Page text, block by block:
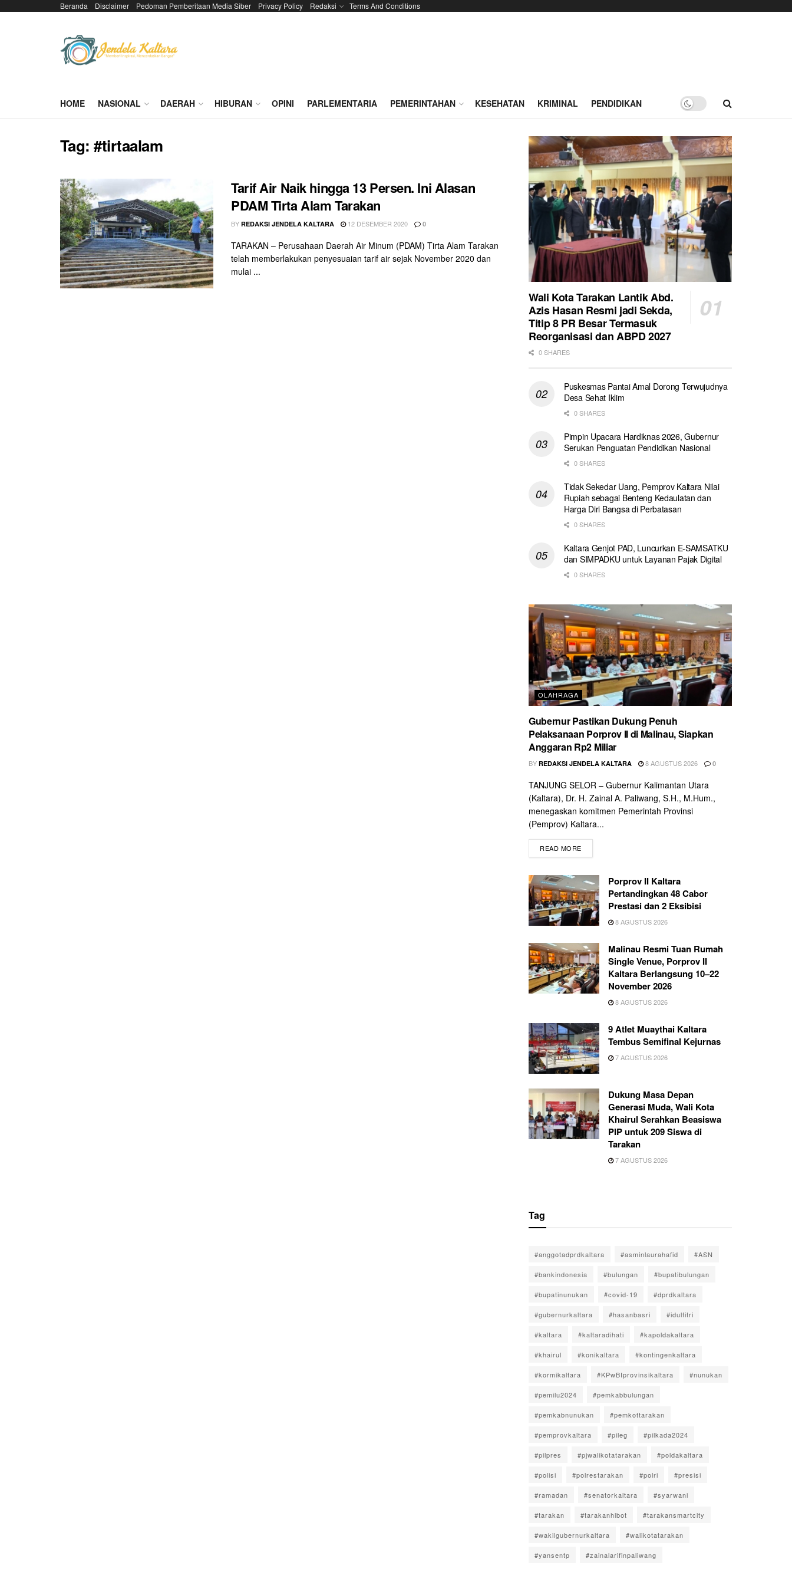
Beranda Disclaimer Pedoman Pemberitaan Media Siber Privacy Policy Redaksi Terms And Conditions
HOME NASIONAL DAERAH HIBURAN OPINI PARLEMENTARIA PEMERINTAHAN KESEHATAN KRIMINAL PENDIDIKAN
Tag:#tirtaalam
Tarif Air Naik hingga 13 Persen. Ini Alasan
PDAM Tirta Alam Tarakan
BY REDAKSI JENDELA KALTARA 12 DESEMBER 2020 0
TARAKAN – Perusahaan Daerah Air Minum (PDAM) Tirta Alam Tarakan
telah memberlakukan penyesuaian tarif air sejak November 2020 dan
mulai ...
Wali Kota Tarakan Lantik Abd.
Azis Hasan Resmi jadi Sekda,
Titip 8 PR Besar Termasuk
Reorganisasi dan ABPD 2027
0 SHARES
Puskesmas Pantai Amal Dorong Terwujudnya
Desa Sehat Iklim
0 SHARES
Pimpin Upacara Hardiknas 2026, Gubernur
Serukan Penguatan Pendidikan Nasional
0 SHARES
Tidak Sekedar Uang, Pemprov Kaltara Nilai
Rupiah sebagai Benteng Kedaulatan dan
Harga Diri Bangsa di Perbatasan
0 SHARES
Kaltara Genjot PAD, Luncurkan E-SAMSATKU
dan SIMPADKU untuk Layanan Pajak Digital
0 SHARES
OLAHRAGA
Gubernur Pastikan Dukung Penuh
Pelaksanaan Porprov II di Malinau, Siapkan
Anggaran Rp2 Miliar
BY REDAKSI JENDELA KALTARA 8 AGUSTUS 2026 0
TANJUNG SELOR – Gubernur Kalimantan Utara
(Kaltara), Dr. H. Zainal A. Paliwang, S.H., M.Hum.,
menegaskan komitmen Pemerintah Provinsi
(Pemprov) Kaltara...
READ MORE
Porprov II Kaltara
Pertandingkan 48 Cabor
Prestasi dan 2 Eksibisi
8 AGUSTUS 2026
Malinau Resmi Tuan Rumah
Single Venue, Porprov II
Kaltara Berlangsung 10–22
November 2026
8 AGUSTUS 2026
9 Atlet Muaythai Kaltara
Tembus Semifinal Kejurnas
7 AGUSTUS 2026
Dukung Masa Depan
Generasi Muda, Wali Kota
Khairul Serahkan Beasiswa
PIP untuk 209 Siswa di
Tarakan
7 AGUSTUS 2026
Tag
#anggotadprdkaltara #asminlaurahafid #ASN
#bankindonesia #bulungan #bupatibulungan
#bupatinunukan #covid-19 #dprdkaltara
#gubernurkaltara #hasanbasri #idulfitri
#kaltara #kaltaradihati #kapoldakaltara
#khairul #konikaltara #kontingenkaltara
#kormikaltara #KPwBIprovinsikaltara #nunukan
#pemilu2024 #pemkabbulungan
#pemkabnunukan #pemkottarakan
#pemprovkaltara #pileg #pilkada2024
#pilpres #pjwalikotatarakan #poldakaltara
#polisi #polrestarakan #polri #presisi
#ramadan #senatorkaltara #syarwani
#tarakan #tarakanhibot #tarakansmartcity
#wakilgubernurkaltara #walikotatarakan
#yansentp #zainalarifinpaliwang